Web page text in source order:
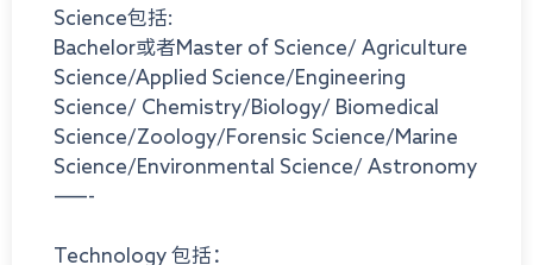
Science包括:
Bachelor或者Master of Science/ Agriculture
Science/Applied Science/Engineering
Science/ Chemistry/Biology/ Biomedical
Science/Zoology/Forensic Science/Marine
Science/Environmental Science/ Astronomy
——-
Technology 包括：